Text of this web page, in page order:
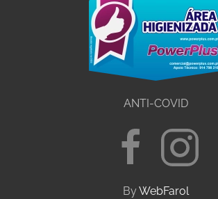
ANTI-COVID
ByWebFarol